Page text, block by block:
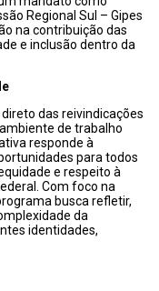
Regional Sul – Gipes
na contribuição das
e inclusão dentro da
das reivindicações
de trabalho
responde à
para todos
e respeito à
Com foco na
busca refletir,
da
identidades,